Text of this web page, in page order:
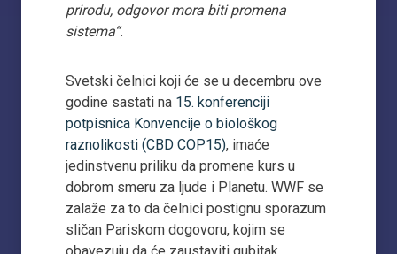
prirodu, odgovor mora biti promena
sistema“.
Svetski čelnici koji će se u decembru ove
godine sastati na 15. konferenciji
potpisnica Konvencije o biološkog
raznolikosti (CBD COP15), imaće
jedinstvenu priliku da promene kurs u
dobrom smeru za ljude i Planetu. WWF se
zalaže za to da čelnici postignu sporazum
sličan Pariskom dogovoru, kojim se